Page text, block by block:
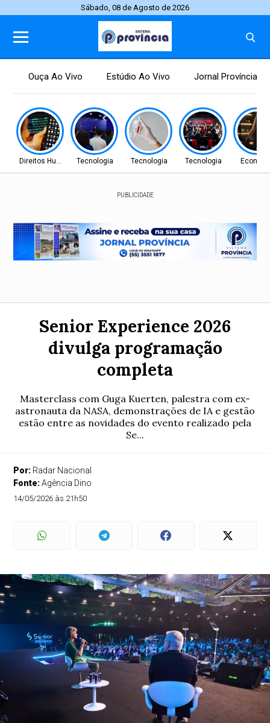
Sábado, 08 de Agosto de 2026
Ouça Ao Vivo Estúdio Ao Vivo Jornal Província
Direitos HumanosTecnologia Tecnologia Tecnologia
PUBLICIDADE
Senior Experience 2026
divulga programação
completa
Masterclass com Guga Kuerten, palestra com ex-
astronauta da NASA, demonstrações de IA e gestão
estão entre as novidades do evento realizado pela
Se...
Por: Radar Nacional
Fonte:Agência Dino
14/05/2026 às 21h50